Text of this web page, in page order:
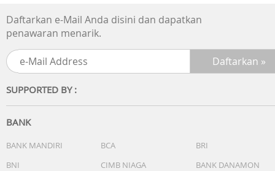
hitungan jam, penghitung waktu mundur, alarm waktu
habis
Cahaya:
- Lampu latar LED (Super Illuminator)
Warna cahaya LED: Putih
Kalender: Kalender otomatis sepenuhnya (hingga tahun
2099)
Fitur lain:
- Format 12/24 jam
Daftarkan e-Mail Anda disini dan dapatkan
penawaran menarik.
SUPPORTED BY :
BANK
BANK MANDIRI BCA
BRI
BNI
CIMB NIAGA
BANK DANAMON